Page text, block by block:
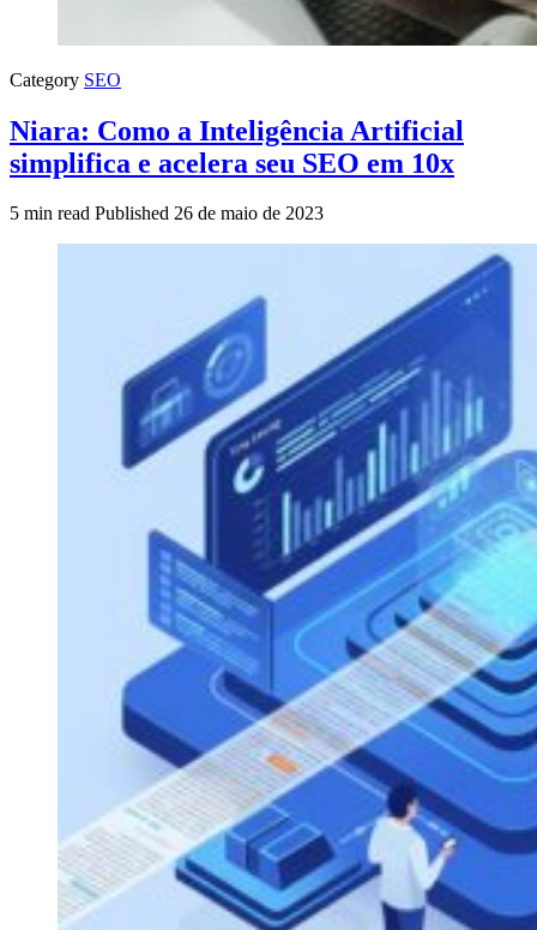
Category SEO
Niara: Como a Inteligência Artificial
simplifica e acelera seu SEO em 10x
5 min read Published 26 de maio de 2023